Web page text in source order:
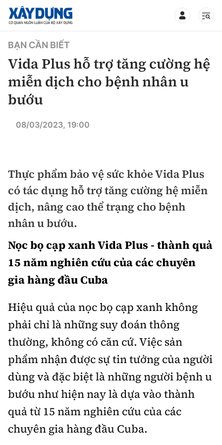
TIN BỘ XÂY DỰNG
CHUYÊN MỤC
Mới nhất
Chính trị
Xã hội
Chuyện dọc đường
Cải chính
Xây dựng
Chỉ đạo điều hành
Vật liệu xây dựng
Giám định chất lượng
Quản lý đô thị
Giao thông
Quản lý
Đường bộ
Hàng không
Đường sắt
Đăng kiểm
Đường sắt tốc độ cao
Đường thủy
Hàng hải
Đường sắt đô thị
Kinh tế
Thị trường
Chứng khoán
Bảo hiểm
Doanh nghiệp
Pháp luật
An ninh hình sự
Điều tra
Pháp đình
Hỏi - Đáp
An toàn giao thông
Giao thông 24h
ATGT địa phương
Văn hóa giao thông
Lái xe an toàn
Chung tay vì ATGT
Chất lượng sống
Giáo dục
Y tế
Đời sống
Lao động - Công đoàn
Văn hóa - Giải Trí
Văn hóa
Showbiz
Điện ảnh
Thể thao
Bóng đá
Công nghệ
BẠN CẦN BIẾT
Vida Plus hỗ trợ tăng cường hệ
miễn dịch cho bệnh nhân u
bướu
08/03/2023, 19:00
Thực phẩm bảo vệ sức khỏe Vida Plus
có tác dụng hỗ trợ tăng cường hệ miễn
dịch, nâng cao thể trạng cho bệnh
nhân u bướu.
Nọc bọ cạp xanh Vida Plus - thành quả
15 năm nghiên cứu của các chuyên
gia hàng đầu Cuba
Hiệu quả của nọc bọ cạp xanh không
phải chỉ là những suy đoán thông
thường, không có căn cứ. Việc sản
phẩm nhận được sự tin tưởng của người
dùng và đặc biệt là những người bệnh u
bướu như hiện nay là dựa vào thành
quả từ 15 năm nghiên cứu của các
chuyên gia hàng đầu Cuba.